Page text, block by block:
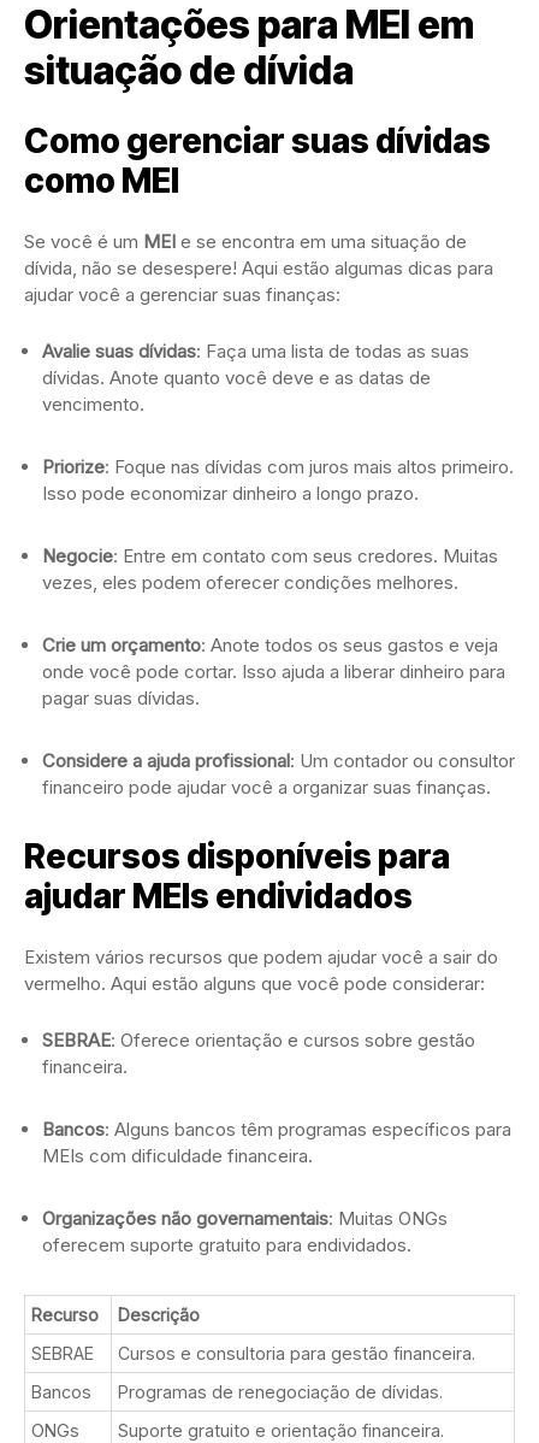
Orientações para MEI em
situação de dívida
Como gerenciar suas dívidas
como MEI
Se você é um MEI e se encontra em uma situação de
dívida, não se desespere! Aqui estão algumas dicas para
ajudar você a gerenciar suas finanças:
Avalie suas dívidas: Faça uma lista de todas as suas
dívidas. Anote quanto você deve e as datas de
vencimento.
Priorize: Foque nas dívidas com juros mais altos primeiro.
Isso pode economizar dinheiro a longo prazo.
Negocie: Entre em contato com seus credores. Muitas
vezes, eles podem oferecer condições melhores.
Crie um orçamento: Anote todos os seus gastos e veja
onde você pode cortar. Isso ajuda a liberar dinheiro para
pagar suas dívidas.
Considere a ajuda profissional: Um contador ou consultor
financeiro pode ajudar você a organizar suas finanças.
Recursos disponíveis para
ajudar MEIs endividados
Existem vários recursos que podem ajudar você a sair do
vermelho. Aqui estão alguns que você pode considerar:
SEBRAE: Oferece orientação e cursos sobre gestão
financeira.
Bancos: Alguns bancos têm programas específicos para
MEIs com dificuldade financeira.
Organizações não governamentais: Muitas ONGs
oferecem suporte gratuito para endividados.
Recurso
Descrição
SEBRAE
Cursos e consultoria para gestão financeira.
Bancos
Programas de renegociação de dívidas.
ONGs
Suporte gratuito e orientação financeira.